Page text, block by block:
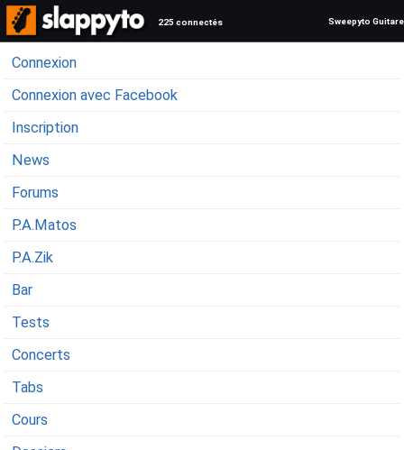
225 connectés Sweepyto Guitare
Connexion
Connexion avec Facebook
Inscription
News
Forums
P.A.Matos
P.A.Zik
Bar
Tests
Concerts
Tabs
Cours